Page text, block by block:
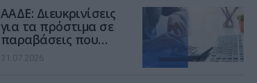
ΑΑΔΕ: Διευκρινίσεις
για τα πρόστιμα σε
παραβάσεις που
αφορούν τους ΦΗΜ
31.07.2026